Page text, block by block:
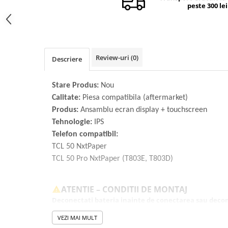
Carcase si capace
Suruburi si adezivi
Piese din dezmembrari (SWAP)
Scule Service GSM
peste 300 lei
Descriere Review-uri (0)
Stare Produs: Nou
Calitate: Piesa compatibila (aftermarket)
Produs: Ansamblu ecran display + touchscreen
Tehnologie:
IPS
Telefon compatibil:
TCL 50 NxtPaper
TCL 50 Pro NxtPaper (T803E, T803D)
ATENTIE – CONDITII DE MONTAJ
componente.
Testati produsul inainte de montajul final, fara a indeparta
VEZI MAI MULT